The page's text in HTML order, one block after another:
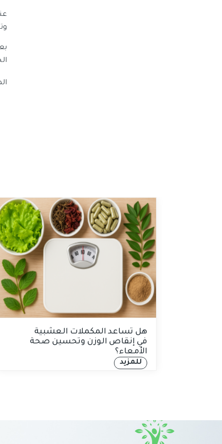
هل تساعد المكملات العشبية
في إنقاص الوزن وتحسين صحة
الأمعاء؟
للمزيد